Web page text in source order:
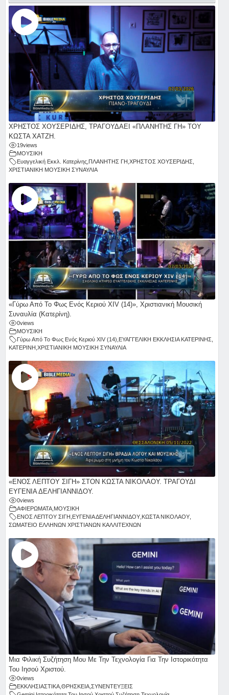
ΧΡΗΣΤΟΣ ΧΟΥΣΕΡΙΔΗΣ, ΤΡΑΓΟΥΔΑΕΙ «ΠΛΑΝΗΤΗΣ ΓΗ» ΤΟΥ
ΚΩΣΤΑ ΧΑΤΖΗ.
19views
ΜΟΥΣΙΚΗ
Ευαγγελική Εκκλ. Κατερίνης ΠΛΑΝΗΤΗΣ ΓΗ ΧΡΗΣΤΟΣ ΧΟΥΣΕΡΙΔΗΣ
ΧΡΙΣΤΙΑΝΙΚΗ ΜΟΥΣΙΚΗ ΣΥΝΑΥΛΙΑ
«Γύρω Από Το Φως Ενός Κεριού ΧΙV (14)», Χριστιανική Μουσική
Συναυλία (Κατερίνη).
0views
ΜΟΥΣΙΚΗ
Γύρω Από Το Φως Ενός Κεριού ΧΙV (14) ΕΥΑΓΓΕΛΙΚΗ ΕΚΚΛΗΣΙΑ ΚΑΤΕΡΙΝΗΣ
ΚΑΤΕΡΙΝΗ ΧΡΙΣΤΙΑΝΙΚΗ ΜΟΥΣΙΚΗ ΣΥΝΑΥΛΙΑ
«ΕΝΟΣ ΛΕΠΤΟΥ ΣΙΓΗ» ΣΤΟΝ ΚΩΣΤΑ ΝΙΚΟΛΑΟΥ. ΤΡΑΓΟΥΔΙ
ΕΥΓΕΝΙΑ ΔΕΛΗΓΙΑΝΝΙΔΟΥ.
0views
ΑΦΙΕΡΩΜΑΤΑ ΜΟΥΣΙΚΗ
ΕΝΟΣ ΛΕΠΤΟΥ ΣΙΓΗ ΕΥΓΕΝΙΑ ΔΕΛΗΓΙΑΝΝΙΔΟΥ ΚΩΣΤΑ ΝΙΚΟΛΑΟΥ
ΣΩΜΑΤΕΙΟ ΕΛΛΗΝΩΝ ΧΡΙΣΤΙΑΝΩΝ ΚΑΛΛΙΤΕΧΝΩΝ
Μια Φιλική Συζήτηση Μου Με Την Τεχνολογία Για Την Ιστορικότητα
Του Ιησού Χριστού.
0views
ΕΚΚΛΗΣΙΑΣΤΙΚΑ ΘΡΗΣΚΕΙΑ ΣΥΝΕΝΤΕΥΞΕΙΣ